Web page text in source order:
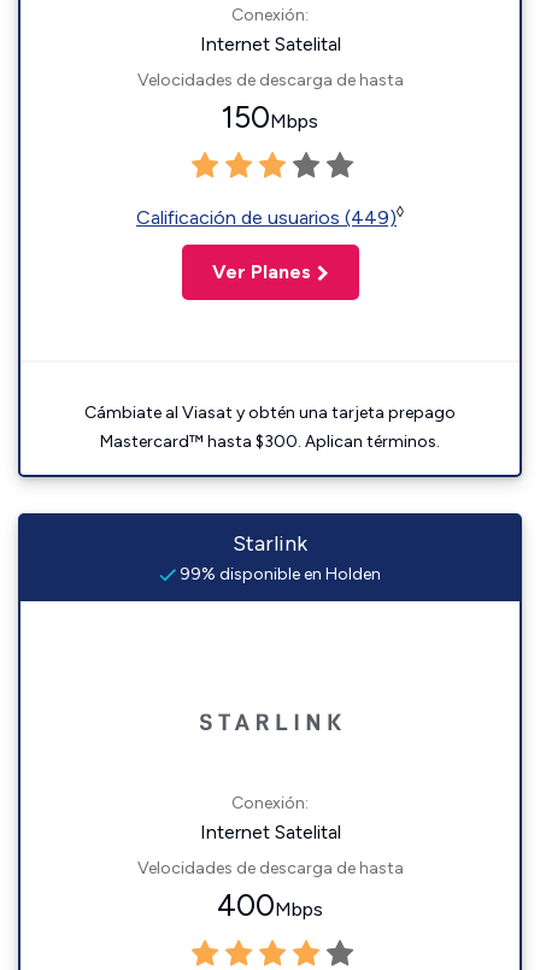
Conexión:
Internet Satelital
Velocidades de descarga de hasta
150Mbps
Calificación de usuarios (449)◊
Ver Planes
Cámbiate al Viasat y obtén una tarjeta prepago
Mastercard™ hasta $300. Aplican términos.
Starlink
99% disponible en Holden
Conexión:
Internet Satelital
Velocidades de descarga de hasta
400Mbps